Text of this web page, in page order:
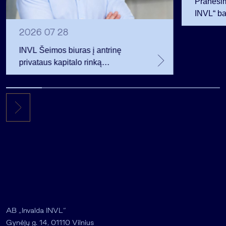
2026 07 28
INVL Šeimos biuras į antrinę
privataus kapitalo rinką
investuojantį fondą pritraukė 17,4
mln. JAV dolerių
INVL“
AB „Invalda INVL“
Gynėjų g. 14, 01110 Vilnius